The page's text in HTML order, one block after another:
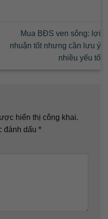
Mua BĐS ven sông: lợi
nhuận tốt nhưng cần lưu ý
nhiều yếu tố
hiển thị công khai.
đánh dấu *